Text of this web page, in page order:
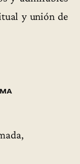
y unión de